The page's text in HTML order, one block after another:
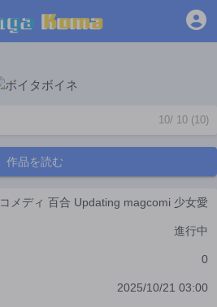
10/ 10 (10)
作品を読む
コメディ 百合 Updating magcomi 少女愛
進行中
0
2025/10/21 03:00